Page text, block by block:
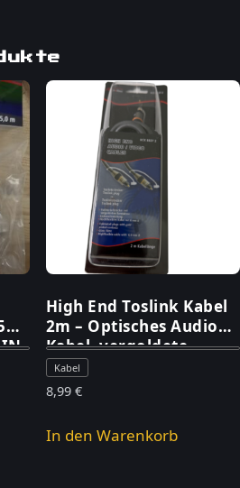
High End Toslink Kabel
2m – Optisches Audio
Kabel, vergoldete
Stecker, neu
Kabel
8,99 €
In den Warenkorb